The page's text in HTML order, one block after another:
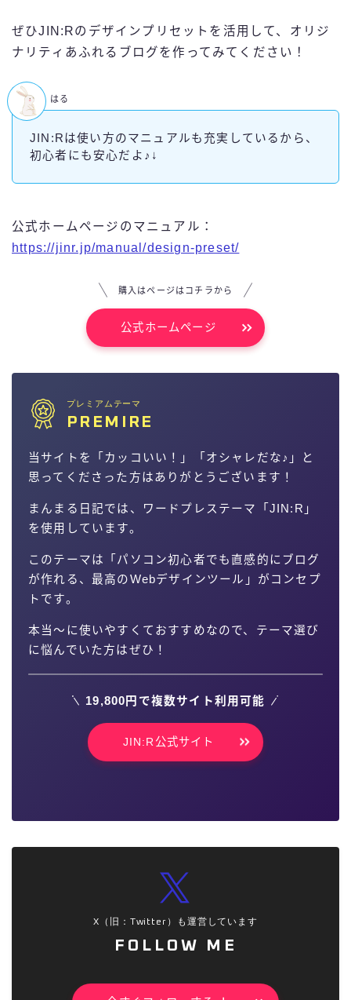
Follow Me
ぜひJIN:Rのデザインプリセットを活用して、オリジ
ナリティあふれるブログを作ってみてください！
JIN:Rは使い方のマニュアルも充実しているから、
初心者にも安心だよ♪↓
はる
公式ホームページのマニュアル：
https://jinr.jp/manual/design-preset/
購入はページはコチラから
公式ホームページ
プレミアムテーマ
PREMIRE
当サイトを「カッコいい！」「オシャレだな♪」と
思ってくださった方はありがとうございます！
まんまる日記では、ワードプレステーマ「JIN:R」
を使用しています。
このテーマは「パソコン初心者でも直感的にブログ
が作れる、最高のWebデザインツール」がコンセプ
トです。
本当〜に使いやすくておすすめなので、テーマ選び
に悩んでいた方はぜひ！
19,800円で複数サイト利用可能
JIN:R公式サイト
X（旧：Twitter）も運営しています
FOLLOW ME